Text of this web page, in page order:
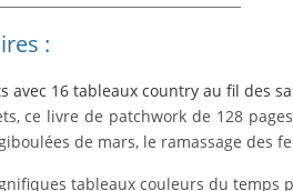
:
avec 16 tableaux country au fil des
ce livre de patchwork de 128
de mars, le ramassage
tableaux couleurs du temps